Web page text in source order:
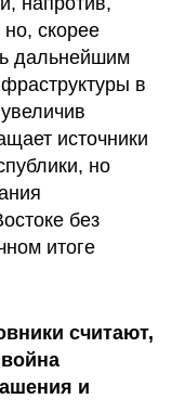
скорее
дальнейшим
в
источники
но
без
итоге
считают,
и